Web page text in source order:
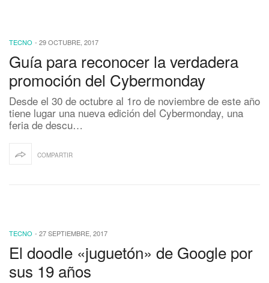
TECNO - 29 OCTUBRE, 2017
Guía para reconocer la verdadera
promoción del Cybermonday
Desde el 30 de octubre al 1ro de noviembre de este año
tiene lugar una nueva edición del Cybermonday, una
feria de descu…
COMPARTIR
TECNO - 27 SEPTIEMBRE, 2017
El doodle «juguetón» de Google por
sus 19 años